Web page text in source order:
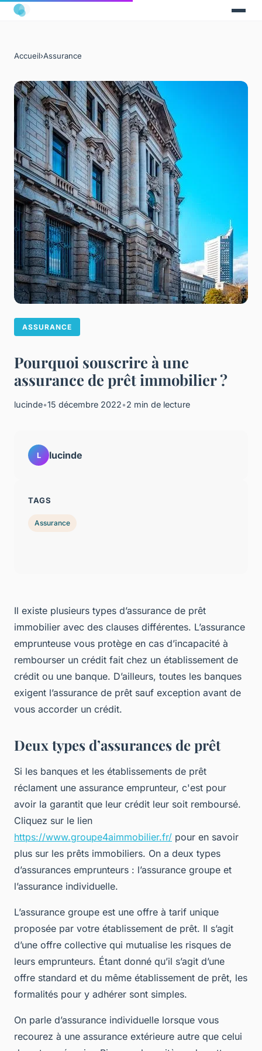
Accueil›Assurance
ASSURANCE
Pourquoi souscrire à une
assurance de prêt immobilier ?
lucinde•15 décembre 2022•2 min de lecture
Il existe plusieurs types d’assurance de prêt
immobilier avec des clauses différentes. L’assurance
emprunteuse vous protège en cas d’incapacité à
rembourser un crédit fait chez un établissement de
crédit ou une banque. D’ailleurs, toutes les banques
exigent l’assurance de prêt sauf exception avant de
vous accorder un crédit.
Deux types d’assurances de prêt
Si les banques et les établissements de prêt
réclament une assurance emprunteur, c'est pour
avoir la garantit que leur crédit leur soit remboursé.
Cliquez sur le lien
https://www.groupe4aimmobilier.fr/ pour en savoir
plus sur les prêts immobiliers. On a deux types
d’assurances emprunteurs : l’assurance groupe et
l’assurance individuelle.
L’assurance groupe est une offre à tarif unique
proposée par votre établissement de prêt. Il s’agit
d’une offre collective qui mutualise les risques de
leurs emprunteurs. Étant donné qu’il s’agit d’une
offre standard et du même établissement de prêt, les
formalités pour y adhérer sont simples.
On parle d’assurance individuelle lorsque vous
recourez à une assurance extérieure autre que celui
L lucinde
TAGS
Assurance